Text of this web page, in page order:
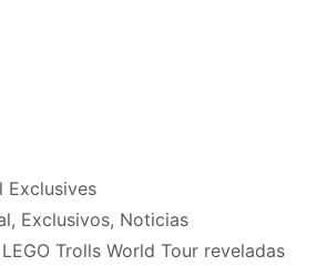
Exclusives
, Exclusivos, Noticias
Trolls World Tour reveladas